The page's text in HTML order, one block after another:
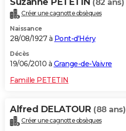
(82 ans)
Créer une cagnotte obsèques
Naissance
28/08/1927 à Pont-d'Héry
Décès
19/06/2010 à Grange-de-Vaivre
Famille PETETIN
Alfred DELATOUR (88 ans)
Créer une cagnotte obsèques